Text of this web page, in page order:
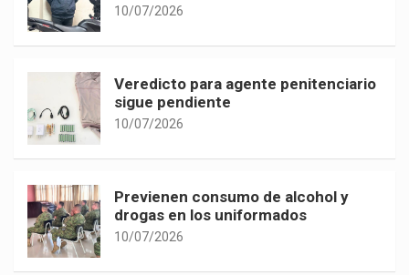
10/07/2026
Veredicto para agente penitenciario
sigue pendiente
10/07/2026
Previenen consumo de alcohol y
drogas en los uniformados
10/07/2026